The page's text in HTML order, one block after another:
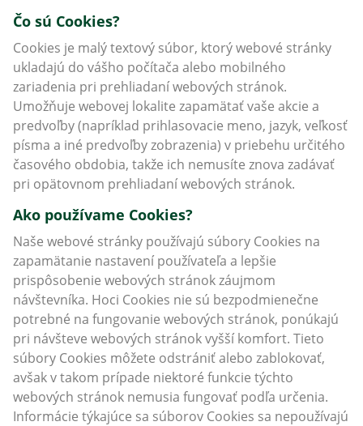
Čo sú Cookies?
Cookies je malý textový súbor, ktorý webové stránky
ukladajú do vášho počítača alebo mobilného
zariadenia pri prehliadaní webových stránok.
Umožňuje webovej lokalite zapamätať vaše akcie a
predvoľby (napríklad prihlasovacie meno, jazyk, veľkosť
písma a iné predvoľby zobrazenia) v priebehu určitého
časového obdobia, takže ich nemusíte znova zadávať
pri opätovnom prehliadaní webových stránok.
Ako používame Cookies?
Naše webové stránky používajú súbory Cookies na
zapamätanie nastavení používateľa a lepšie
prispôsobenie webových stránok záujmom
návštevníka. Hoci Cookies nie sú bezpodmienečne
potrebné na fungovanie webových stránok, ponúkajú
pri návšteve webových stránok vyšší komfort. Tieto
súbory Cookies môžete odstrániť alebo zablokovať,
avšak v takom prípade niektoré funkcie týchto
webových stránok nemusia fungovať podľa určenia.
Informácie týkajúce sa súborov Cookies sa nepoužívajú